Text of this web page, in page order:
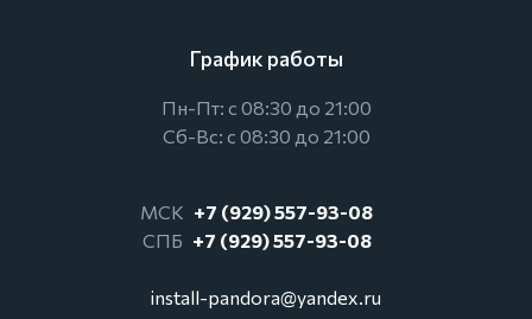
График работы
Пн-Пт: с 08:30 до 21:00
Сб-Вс: с 08:30 до 21:00
МСК +7 (929) 557-93-08
СПБ +7 (929) 557-93-08
install-pandora@yandex.ru